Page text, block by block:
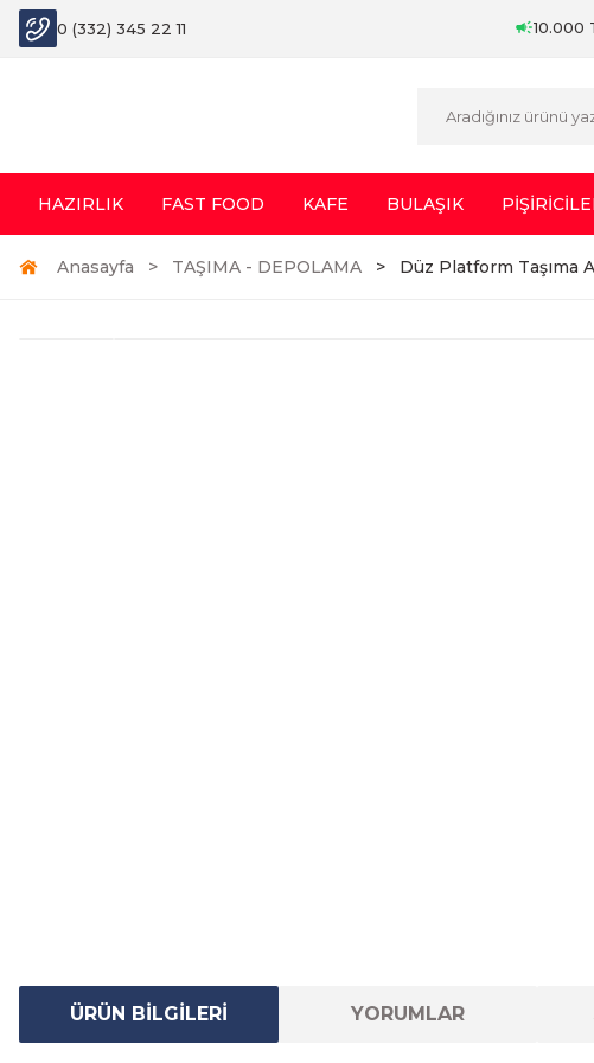
0 (332) 345 22 11 10.000
HAZIRLIK FAST FOOD KAFE BULAŞIK
Anasayfa TAŞIMA - DEPOLAMA Düz Platform Taşıma
ÜRÜN BİLGİLERİ YORUMLAR